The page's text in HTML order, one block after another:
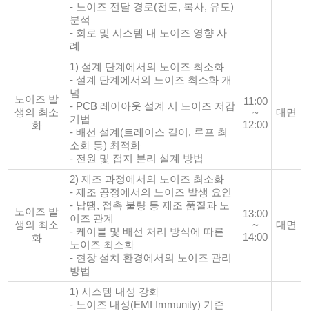
- 노이즈 전달 경로(전도, 복사, 유도)
분석
- 회로 및 시스템 내 노이즈 영향 사
례
노이즈 발
생의 최소
화
1) 설계 단계에서의 노이즈 최소화
- 설계 단계에서의 노이즈 최소화 개
념
- PCB 레이아웃 설계 시 노이즈 저감
기법
- 배선 설계(트레이스 길이, 루프 최
소화 등) 최적화
- 전원 및 접지 분리 설계 방법
11:00
~
12:00
대면
노이즈 발
생의 최소
화
2) 제조 과정에서의 노이즈 최소화
- 제조 공정에서의 노이즈 발생 요인
- 납땜, 접촉 불량 등 제조 품질과 노
이즈 관계
- 케이블 및 배선 처리 방식에 따른
노이즈 최소화
- 현장 설치 환경에서의 노이즈 관리
방법
13:00
~
14:00
대면
1) 시스템 내성 강화
- 노이즈 내성(EMI Immunity) 기준